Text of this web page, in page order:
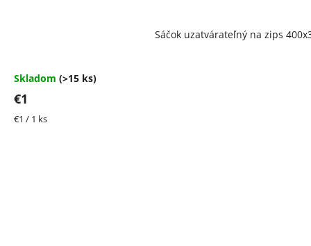
Sáčok uzatvárateľný na zips
4,5
5
hviezdičiek.
Skladom (>15 ks)
€1
Jednotková
€1 / 1 ks